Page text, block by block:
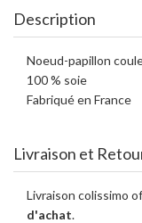
Description
Noeud-papillon
100 % soie
Fabriqué en France
Livraison et
Livraison colissimo
d'achat.